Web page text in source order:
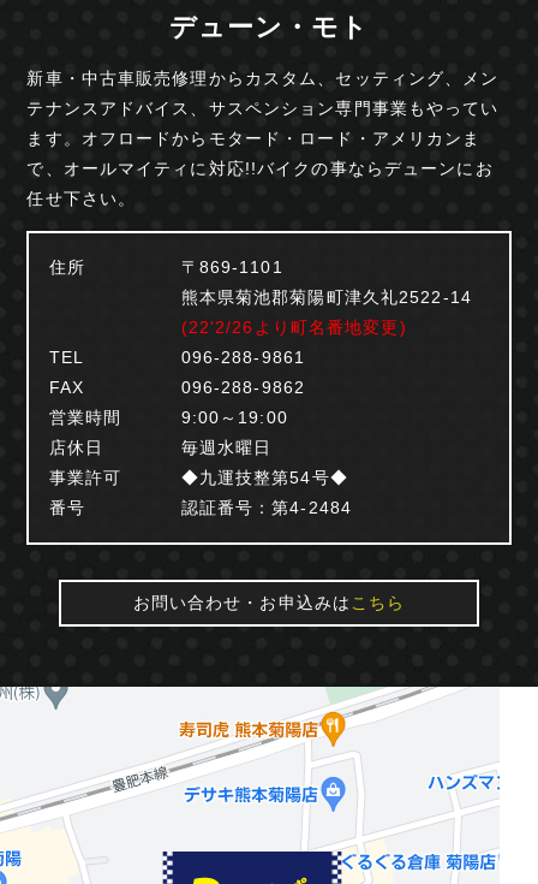
デューン・モト
新車・中古車販売修理からカスタム、セッティング、
メン
テナンスアドバイス、サスペンション専門事業もやってい
ます。オフロードからモタード・ロード・ アメリカンま
で、オールマイティに対応!!バイクの事ならデューンにお
任せ下さい。
住所
〒869-1101
熊本県菊池郡菊陽町津久礼2522-14
(22'2/26より町名番地変更)
TEL
096-288-9861
FAX
096-288-9862
営業時間
9:00～19:00
店休日
毎週水曜日
事業許可
番号
◆九運技整第54号◆
認証番号：第4-2484
お問い合わせ・お申込みはこちら